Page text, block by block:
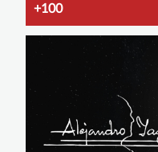
+100